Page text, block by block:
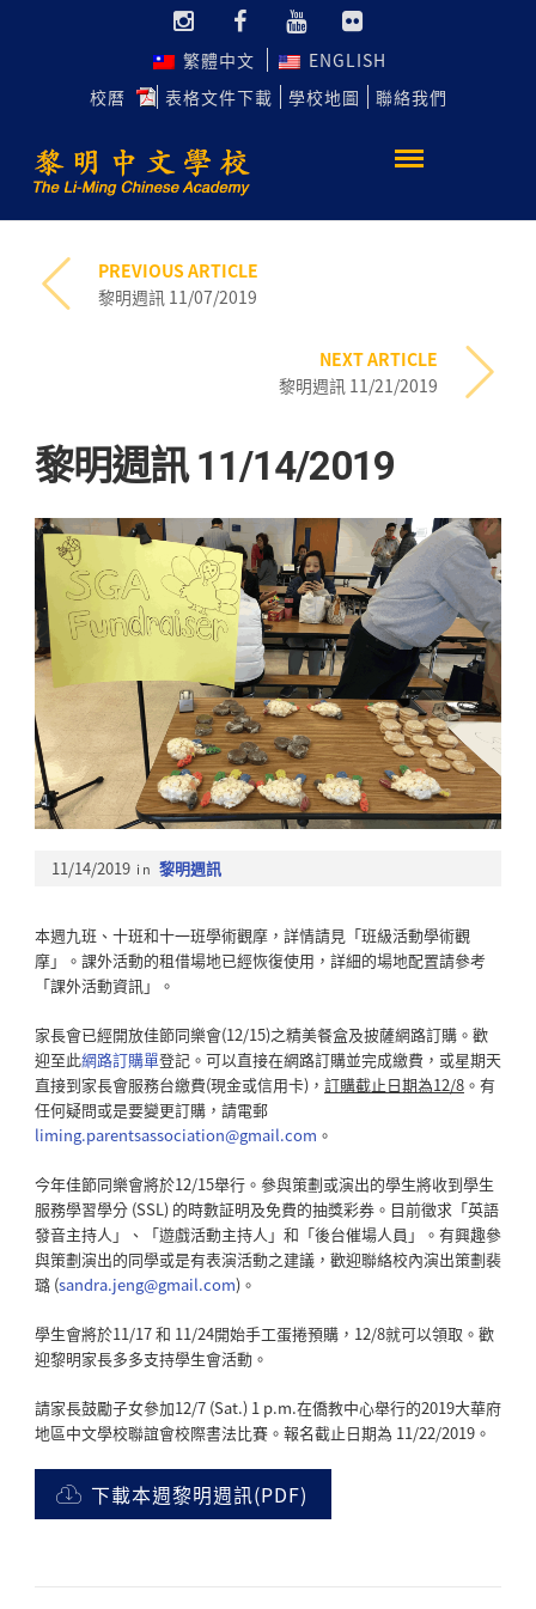
繁體中文
ENGLISH
校曆
表格文件下載 學校地圖 聯絡我們
PREVIOUS ARTICLE
黎明週訊 11/07/2019
NEXT ARTICLE
黎明週訊 11/21/2019
黎明週訊 11/14/2019
11/14/2019 in 黎明週訊
本週九班、十班和十一班學術觀摩，詳情請見「班級活動學術觀
摩」。課外活動的租借場地已經恢復使用，詳細的場地配置請參考
「課外活動資訊」。
家長會已經開放佳節同樂會(12/15)之精美餐盒及披薩網路訂購。歡
迎至此網路訂購單登記。可以直接在網路訂購並完成繳費，或星期天
直接到家長會服務台繳費(現金或信用卡)， 訂購截止日期為12/8。有
任何疑問或是要變更訂購，請電郵
liming.parentsassociation@gmail.com 。
今年佳節同樂會將於12/15舉行。參與策劃或演出的學生將收到學生
服務學習學分 (SSL) 的時數証明及免費的抽獎彩券。目前徵求「英語
發音主持人」、「遊戲活動主持人」和「後台催場人員」。有興趣參
與策劃演出的同學或是有表演活動之建議，歡迎聯絡校內演出策劃裴
璐 (sandra.jeng@gmail.com)。
學生會將於11/17 和 11/24開始手工蛋捲預購，12/8就可以領取。歡
迎黎明家長多多支持學生會活動。
請家長鼓勵子女參加12/7 (Sat.) 1 p.m.在僑教中心舉行的2019大華府
地區中文學校聯誼會校際書法比賽。報名截止日期為 11/22/2019。
下載本週黎明週訊(PDF)